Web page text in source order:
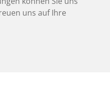
uns auf Ihre